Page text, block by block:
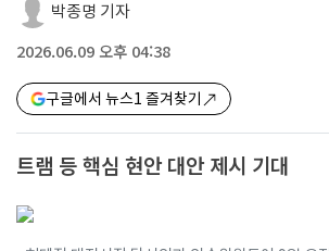
박종명 기자
2026.06.09 오후 04:38
구글에서 뉴스1 즐겨찾기
트램 등 핵심 현안 대안 제시 기대